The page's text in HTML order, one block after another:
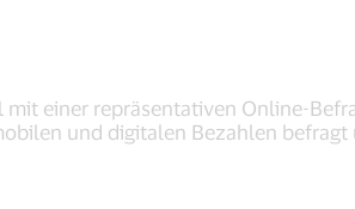
einer repräsentativen Online-
und digitalen Bezahlen befragt